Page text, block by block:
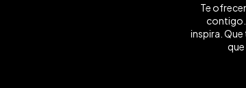
Te
contigo.
inspira.
que